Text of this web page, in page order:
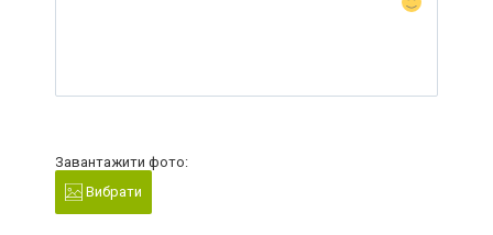
Завантажити фото:
Вибрати